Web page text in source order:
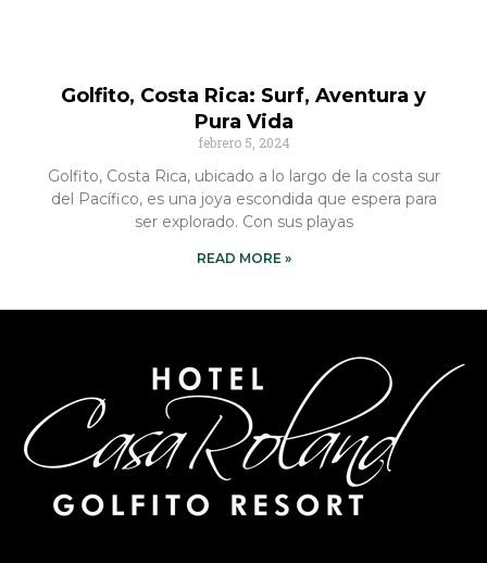
Golfito, Costa Rica: Surf, Aventura y
Pura Vida
febrero 5, 2024
Golfito, Costa Rica, ubicado a lo largo de la costa sur
del Pacífico, es una joya escondida que espera para
ser explorado. Con sus playas
READ MORE »